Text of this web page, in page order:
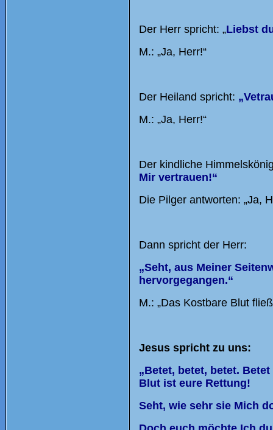
Der Herr spricht: „Liebst
M.: „Ja, Herr!“
Der Heiland spricht:
M.: „Ja, Herr!“
Der kindliche
Mir vertrauen!“
Die Pilger antworten: „Ja,
Dann spricht der Herr:
„Seht, aus Meiner
hervorgegangen.“
M.: „Das Kostbare Blut
Jesus spricht zu uns:
„Betet, betet, betet.
Blut ist eure Rettung!
Seht, wie sehr sie Mich